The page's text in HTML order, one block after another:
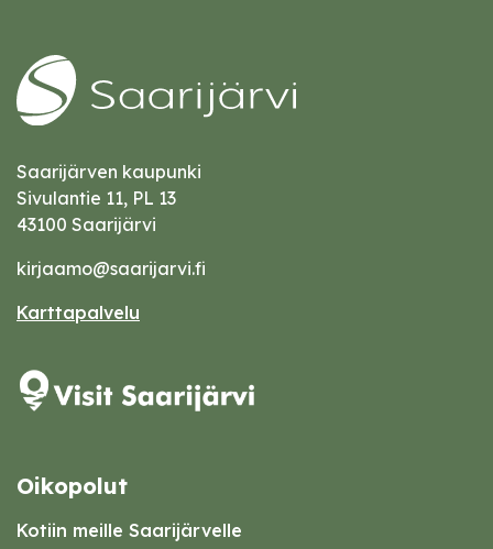
Saarijärven kaupunki
Sivulantie 11, PL 13
43100 Saarijärvi
kirjaamo@saarijarvi.fi
Karttapalvelu
Oikopolut
Kotiin meille Saarijärvelle